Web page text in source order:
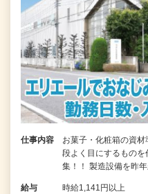
仕事内容
お菓子・化粧箱の資
段よく目にするもの
集！！ 製造設備を昨
給与 時給1,141円以上